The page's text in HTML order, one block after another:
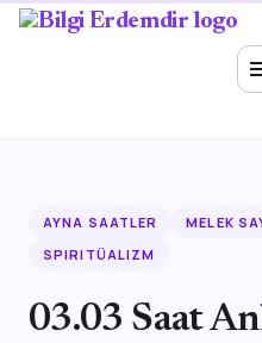
Ruhsal Enerji
AYNA SAATLER MELEK
SPIRITÜALIZM
03.03 Saat